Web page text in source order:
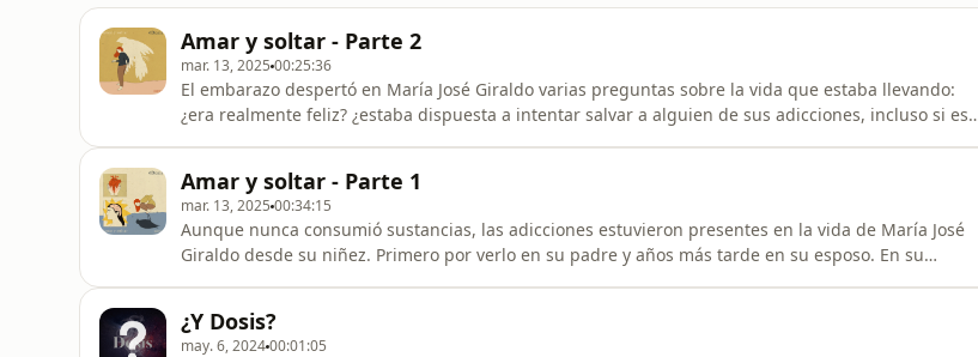
Amar y soltar - Parte 2
mar. 13, 2025 00:25:36
El embarazo despertó en María José Giraldo varias preguntas sobre la vida que estaba llevando:
¿era realmente feliz? ¿estaba dispuesta a intentar salvar a alguien de sus adicciones, incluso si eso
a otr
Amar y soltar - Parte 1
mar. 13, 2025 00:34:15
Aunque nunca consumió sustancias, las adicciones estuvieron presentes en la vida de María José
Giraldo desde su niñez. Primero por verlo en su padre y años más tarde en su esposo. En su
medio del caos que se h
¿Y Dosis?
may. 6, 202400:01:05